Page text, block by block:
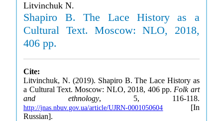
Litvinchuk N.
Shapiro B. The Lace History as a
Cultural Text. Moscow: NLO, 2018,
406 pp.
Cite:
Litvinchuk, N. (2019). Shapiro B. The Lace History as
a Cultural Text. Moscow: NLO, 2018, 406 pp. Folk art
and ethnology, 5, 116-118.
http://jnas.nbuv.gov.ua/article/UJRN-0001050604 [In
Russian].